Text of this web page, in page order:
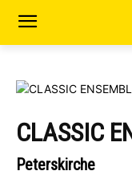
CLASSIC
Peterskirche